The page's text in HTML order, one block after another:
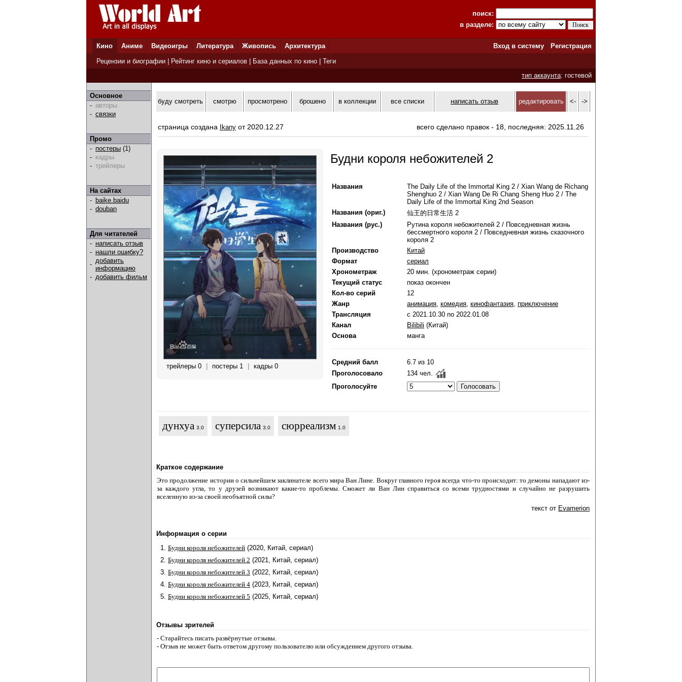
поиск:
в разделе:
Кино Аниме Видеоигры Литература Живопись Архитектура Вход в систему
Регистрация
Рецензии и биографии
Рейтинг кино и сериалов База данных по кино
Теги
тип аккаунта: гостевой
Основное
- авторы
- связки
Промо
- постеры (1)
- кадры
- трейлеры
На сайтах
- baike.baidu
- douban
Для читателей
- написать отзыв
- нашли ошибку?
- добавить
информацию
- добавить фильм
буду смотреть смотрю просмотрено брошено в коллекции все списки написать отзыв редактировать <- ->
страница создана Ikany от 2020.12.27 всего сделано правок - 18, последняя: 2025.11.26
трейлеры 0 постеры 1 кадры 0
Будни короля небожителей 2
Названия
The Daily Life of the Immortal King 2 / Xian Wang de Richang
Shenghuo 2 / Xian Wang De Ri Chang Sheng Huo 2 / The
Daily Life of the Immortal King 2nd Season
Названия (ориг.)
仙王的日常生活 2
Названия (рус.)
Рутина короля небожителей 2 / Повседневная жизнь
бессмертного короля 2 / Повседневная жизнь сказочного
короля 2
Производство
Китай
Формат
сериал
Хронометраж
20 мин. (хронометраж серии)
Текущий статус
показ окончен
Кол-во серий
12
Жанр
анимация, комедия, кинофантазия, приключение
Трансляция
с 2021.10.30 по 2022.01.08
Канал
Bilibili (Китай)
Основа
манга
Средний балл
6.7 из 10
Проголосовало
134 чел.
Проголосуйте
дунхуа 3.0 суперсила 3.0 сюрреализм 1.0
Краткое содержание
Это продолжение истории о сильнейшем заклинателе всего мира Ван Лине. Вокруг главного героя всегда что-то происходит: то демоны нападают из-
за каждого угла, то у друзей возникают какие-то проблемы. Сможет ли Ван Лин справиться со всеми трудностями и случайно не разрушить
вселенную из-за своей необъятной силы?
текст от Evamerion
Информация о серии
1. Будни короля небожителей (2020, Китай, сериал)
2. Будни короля небожителей 2 (2021, Китай, сериал)
3. Будни короля небожителей 3 (2022, Китай, сериал)
4. Будни короля небожителей 4 (2023, Китай, сериал)
5. Будни короля небожителей 5 (2025, Китай, сериал)
Отзывы зрителей
- Старайтесь писать развёрнутые отзывы.
- Отзыв не может быть ответом другому пользователю или обсуждением другого отзыва.